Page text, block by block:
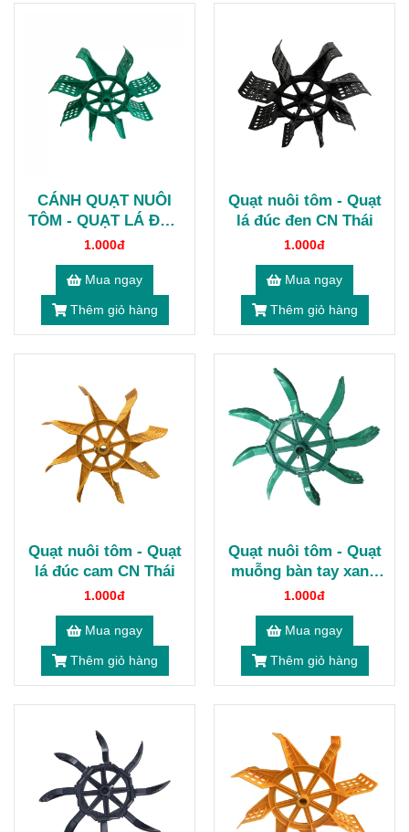
CÁNH QUẠT NUÔI
TÔM - QUẠT LÁ ĐÚC
THÁI TRONG
1.000đ
Mua ngay
Thêm giỏ hàng
Quạt nuôi tôm - Quạt
lá đúc đen CN Thái
1.000đ
Mua ngay
Thêm giỏ hàng
Quạt nuôi tôm - Quạt
lá đúc cam CN Thái
1.000đ
Mua ngay
Thêm giỏ hàng
Quạt nuôi tôm - Quạt
muỗng bàn tay xanh
trong
1.000đ
Mua ngay
Thêm giỏ hàng